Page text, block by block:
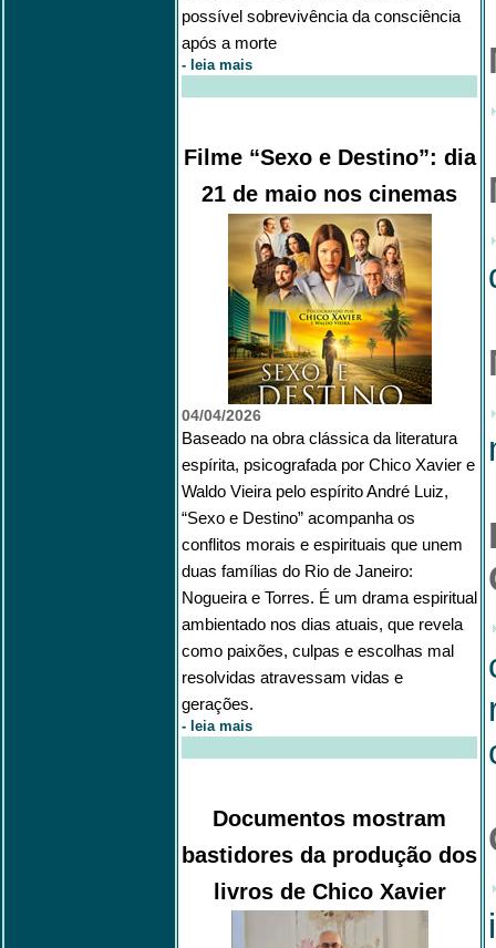
possível sobrevivência da consciência
após a morte
- leia mais
Filme “Sexo e Destino”: dia
21 de maio nos cinemas
04/04/2026
Baseado na obra clássica da literatura
espírita, psicografada por Chico Xavier e
Waldo Vieira pelo espírito André Luiz,
“Sexo e Destino” acompanha os
conflitos morais e espirituais que unem
duas famílias do Rio de Janeiro:
Nogueira e Torres. É um drama espiritual
ambientado nos dias atuais, que revela
como paixões, culpas e escolhas mal
resolvidas atravessam vidas e
gerações.
- leia mais
Documentos mostram
bastidores da produção dos
livros de Chico Xavier